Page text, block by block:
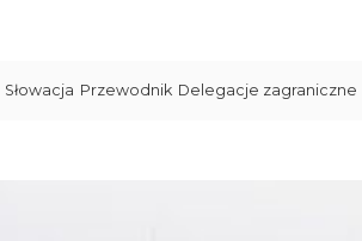
Słowacja Przewodnik Delegacje zagraniczne